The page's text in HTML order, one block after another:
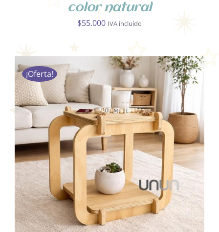
color natural
$55.000 IVA incluído
¡Oferta!
AÑADIR AL CARRITO
/
DETALLES